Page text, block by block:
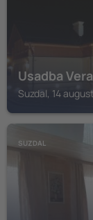
Usadba
Suzdal, 14
SUZDAL